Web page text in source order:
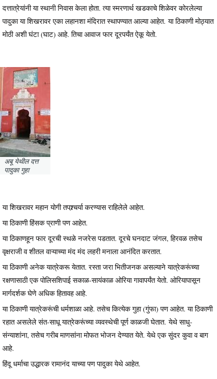
दत्तात्रेयांनी या स्थानी निवास केला होता. त्या स्मरणार्थ खडकाचे शिळेवर कोरलेल्या
पादुका या शिखरावर एका लहानशा मंदिरात स्थापण्यात आल्या आहेत. या ठिकाणी मोठ्यात
मोठी अशी घंटा (घाट) आहे. तिचा आवाज फार दूरपर्यंत ऐकू येतो.
अबू येथील दत्त
पादुका गुहा
या शिखरावर महान योगी तपश्र्चर्या करण्यास राहिलेले आहेत.
या ठिकाणी हिंसक प्राणी पण आहेत.
या ठिकाणहून फार दूरची स्थळे नजरेस पडतात. दूरचे घनदाट जंगल, हिरवळ तसेच
वृक्षराजी व शीतल वाऱ्याच्या मंद मंद लहरी मनाला आनंदित करतात.
या ठिकाणी अनेक यात्रेकरू येतात. रस्ता जरा भितीजनक असल्याने यात्रेकरूंच्या
रक्षणासाठी एक पोलिसशिपाई सकाळ-सायंकाळ ओरिया गावापर्यंत येतो. ओरियापासून
मार्गदर्शक घेणे अधिक हितावह आहे.
या ठिकाणी यात्रेकरूंची धर्मशाळा आहे. तसेच कित्येक गुहा (गुंफा) पण आहेत. या ठिकाणी
रहात असलेले संत-साधू यात्रेकरूंच्या व्यवस्थेची पूर्ण काळजी घेतात. येथे साधु-
संन्याशांना, तसेच गरीब माणसांना मोफत भोजन देण्यात येते. येथे एक सुंदर कुवा व बाग
आहे.
हिंदू धर्माचा उद्धारक रामानंद याच्या पण पादुका येथे आहेत.